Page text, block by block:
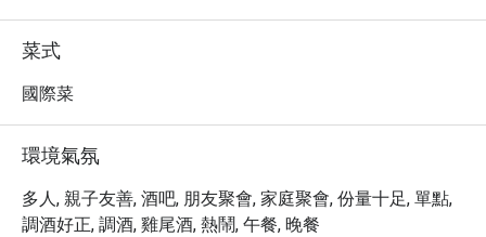
可享受高達 5 折的獨家優惠！千萬別錯過這個以超值價格
體驗舒適住宿的機會。
菜式
國際菜
環境氣氛
多人, 親子友善, 酒吧, 朋友聚會, 家庭聚會, 份量十足, 單點,
調酒好正, 調酒, 雞尾酒, 熱鬧, 午餐, 晚餐